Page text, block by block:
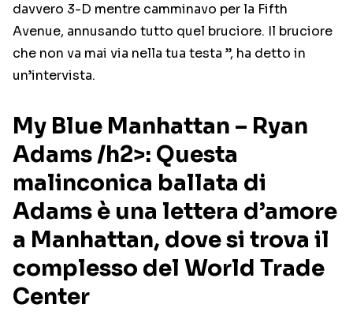
davvero 3-D mentre camminavo per la Fifth
Avenue, annusando tutto quel bruciore. Il bruciore
che non va mai via nella tua testa ”, ha detto in
un’intervista.
My Blue Manhattan – Ryan
Adams /h2>: Questa
malinconica ballata di
Adams è una lettera d’amore
a Manhattan, dove si trova il
complesso del World Trade
Center